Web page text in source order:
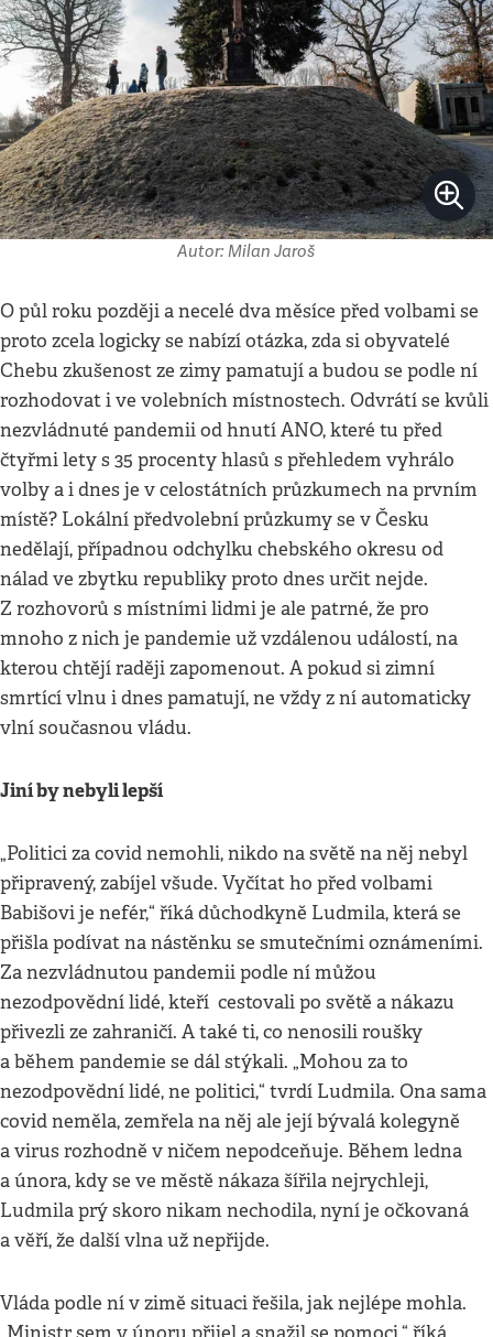
Autor: Milan Jaroš
O půl roku později a necelé dva měsíce před volbami se
proto zcela logicky se nabízí otázka, zda si obyvatelé
Chebu zkušenost ze zimy pamatují a budou se podle ní
rozhodovat i ve volebních místnostech. Odvrátí se kvůli
nezvládnuté pandemii od hnutí ANO, které tu před
čtyřmi lety s 35 procenty hlasů s přehledem vyhrálo
volby a i dnes je v celostátních průzkumech na prvním
místě? Lokální předvolební průzkumy se v Česku
nedělají, případnou odchylku chebského okresu od
nálad ve zbytku republiky proto dnes určit nejde.
Z rozhovorů s místními lidmi je ale patrné, že pro
mnoho z nich je pandemie už vzdálenou událostí, na
kterou chtějí raději zapomenout. A pokud si zimní
smrtící vlnu i dnes pamatují, ne vždy z ní automaticky
vlní současnou vládu.
Jiní by nebyli lepší
„Politici za covid nemohli, nikdo na světě na něj nebyl
připravený, zabíjel všude. Vyčítat ho před volbami
Babišovi je nefér,“ říká důchodkyně Ludmila, která se
přišla podívat na nástěnku se smutečními oznámeními.
Za nezvládnutou pandemii podle ní můžou
nezodpovědní lidé, kteří cestovali po světě a nákazu
přivezli ze zahraničí. A také ti, co nenosili roušky
a během pandemie se dál stýkali. „Mohou za to
nezodpovědní lidé, ne politici,“ tvrdí Ludmila. Ona sama
covid neměla, zemřela na něj ale její bývalá kolegyně
a virus rozhodně v ničem nepodceňuje. Během ledna
a února, kdy se ve městě nákaza šířila nejrychleji,
Ludmila prý skoro nikam nechodila, nyní je očkovaná
a věří, že další vlna už nepřijde.
Vláda podle ní v zimě situaci řešila, jak nejlépe mohla.